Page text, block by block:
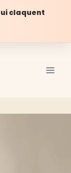
claquent